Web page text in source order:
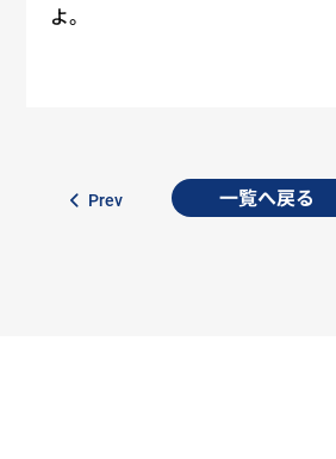
よ。
Prev 一覧へ戻る